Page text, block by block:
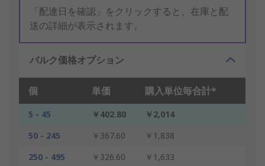
「配達日を確認」をクリックすると、在庫と配
送の詳細が表示されます。
バルク価格オプション
個 単価 購入単位毎合計*
5 - 45 ￥402.80
￥2,014
50 - 245
￥367.60
￥1,838
250 - 495
￥326.60
￥1,633